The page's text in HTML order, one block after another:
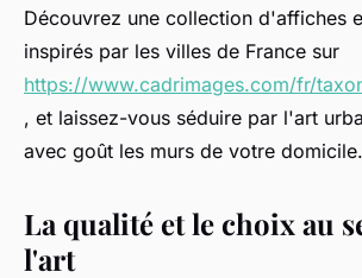
Découvrez une collection d'affiches
inspirés par les villes de France sur
https://www.cadrimages.com/fr/
, et laissez-vous séduire par l'art
avec goût les murs de votre domicile.
La qualité et le choix au
l'art